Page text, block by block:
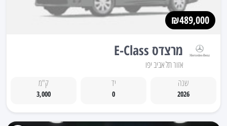
₪489,000
מרצדס E-Class
אזור תל אביב יפו
שנה
2026
יד
0
ק"מ
3,000